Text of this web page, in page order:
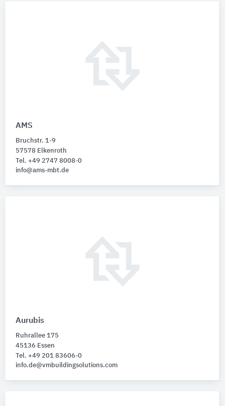
AMS
Bruchstr. 1-9
57578 Elkenroth
Tel. +49 2747 8008-0
info@ams-mbt.de
Aurubis
Ruhrallee 175
45136 Essen
Tel. +49 201 83606-0
info.de@vmbuildingsolutions.com